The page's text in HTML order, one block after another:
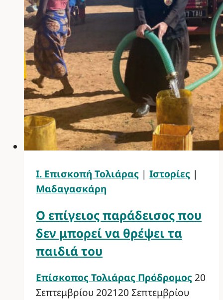
Ι. Επισκοπή Τολιάρας | Ιστορίες |
Μαδαγασκάρη
Ο επίγειος παράδεισος που
δεν μπορεί να θρέψει τα
παιδιά του
Επίσκοπος Τολιάρας Πρόδρομος 20
Σεπτεμβρίου 202120 Σεπτεμβρίου